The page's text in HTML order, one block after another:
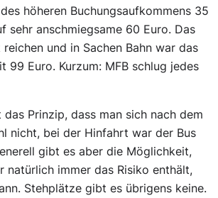
höheren Buchungsaufkommens 35
sehr anschmiegsame 60 Euro. Das
und in Sachen Bahn war das
Euro. Kurzum: MFB schlug jedes
Prinzip, dass man sich nach dem
nicht, bei der Hinfahrt war der Bus
gibt es aber die Möglichkeit,
natürlich immer das Risiko enthält,
Stehplätze gibt es übrigens keine.